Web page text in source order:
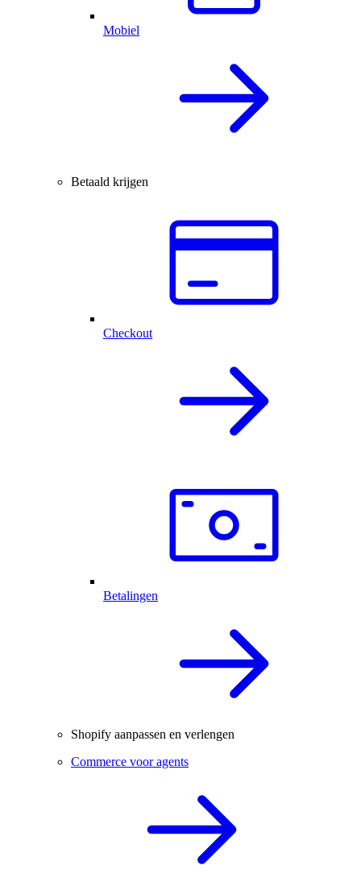
Mobiel
Betaald krijgen
Checkout
Betalingen
Shopify aanpassen en verlengen
Commerce voor agents